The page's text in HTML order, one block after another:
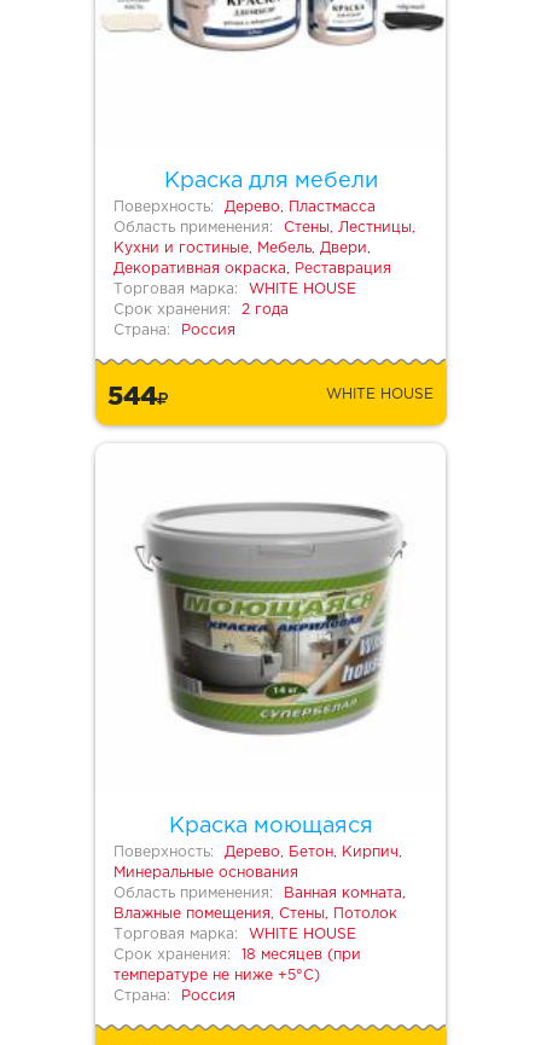
Краска для мебели
Поверхность:
Дерево, Пластмасса
Область применения:
Стены, Лестницы,
Кухни и гостиные, Мебель, Двери,
Декоративная окраска, Реставрация
Торговая марка:
WHITE HOUSE
Срок хранения:
2 года
Страна:
Россия
544 WHITE HOUSE
Краска моющаяся
Поверхность:
Дерево, Бетон, Кирпич,
Минеральные основания
Область применения:
Ванная комната,
Влажные помещения, Стены, Потолок
Торговая марка:
WHITE HOUSE
Срок хранения:
18 месяцев (при
температуре не ниже +5°С)
Страна:
Россия